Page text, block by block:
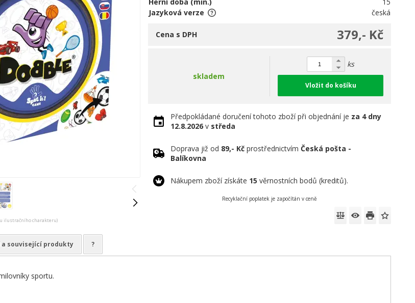
ilustračního charakteru)
Herní doba (min.)
15
Jazyková verze
česká
379,- Kč
Cena s DPH
skladem
ks
Vložit do košíku
Předpokládané doručení tohoto zboží při objednání je za 4 dny
12.8.2026 v středa
Doprava již od 89,- Kč prostřednictvímČeská pošta -
Balíkovna
Nákupem zboží získáte 15 věrnostních bodů (kreditů).
Recyklační poplatek je započítán v ceně
a související produkty ?
sportu.